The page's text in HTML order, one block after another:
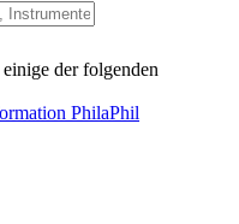
der folgenden
PhilaPhil